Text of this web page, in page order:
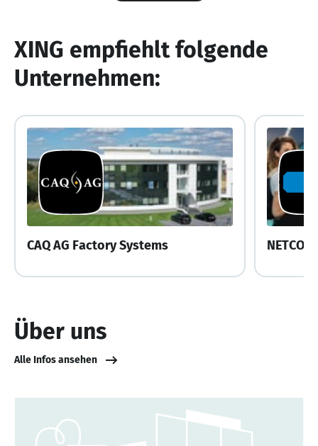
XING empfiehlt folgende
Unternehmen:
CAQ AG Factory Systems
Über uns
Alle Infos ansehen